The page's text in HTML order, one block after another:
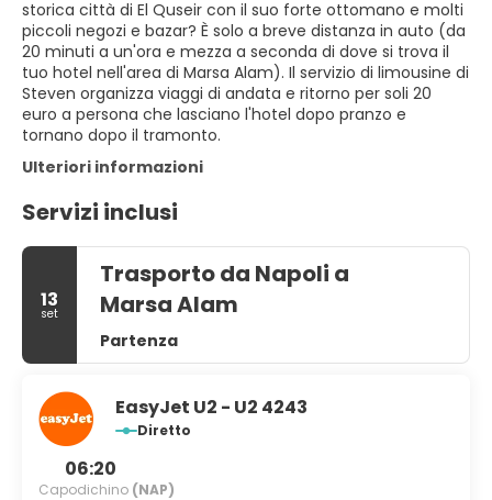
storica città di El Quseir con il suo forte ottomano e molti
piccoli negozi e bazar? È solo a breve distanza in auto (da
20 minuti a un'ora e mezza a seconda di dove si trova il
tuo hotel nell'area di Marsa Alam). Il servizio di limousine di
Steven organizza viaggi di andata e ritorno per soli 20
euro a persona che lasciano l'hotel dopo pranzo e
tornano dopo il tramonto.
Ulteriori informazioni
Servizi inclusi
13
set
Trasporto da Napoli a
Marsa Alam
Partenza
EasyJet U2 - U2 4243
Diretto
06:20
Capodichino (NAP)